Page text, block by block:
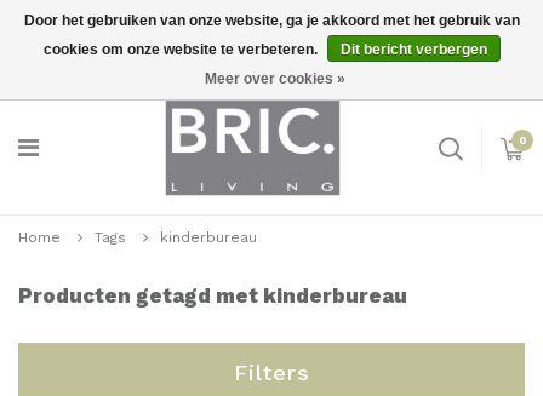
Inloggen
0
Home Tags kinderbureau
Producten getagd met kinderbureau
Filters
Door het gebruiken van onze website, ga je akkoord met het gebruik van
cookies om onze website te verbeteren.
Dit bericht verbergen
Meer over cookies »